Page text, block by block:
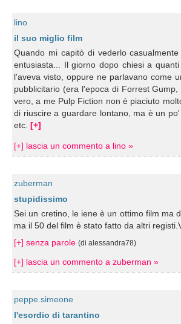
lino
il suo miglio film
Quando mi capitò di vederlo
entusiasta... Il giorno dopo chiesi a
l'aveva visto, oppure ne parlavano come
pubblicitario (era l'epoca di Forrest
vero, a me Pulp Fiction non è piaciuto
di riuscire a guardare lontano, ma è un
etc.[+]
[+] lascia un commento a lino »
zuberman
stupidissimo
Sei un cretino, le iene è un ottimo film ma
ma il 50 del film è stato fatto da altri
[+] senza parole (di alessandra78)
[+] lascia un commento a zuberman »
peppe.simeone
l'esordio di tarantino